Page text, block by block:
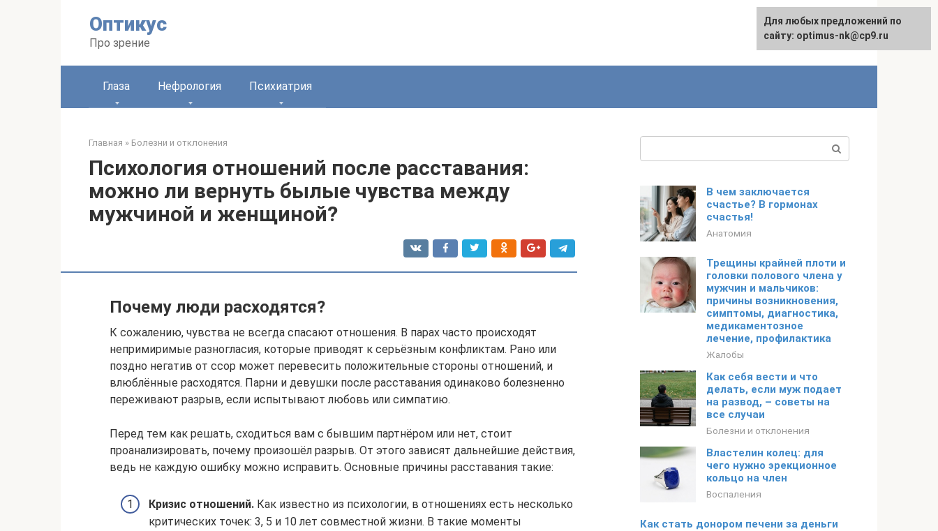
Оптикус
Про зрение
English
Глаза Нефрология Психиатрия
Главная » Болезни и отклонения
Психология отношений после расставания:
можно ли вернуть былые чувства между
мужчиной и женщиной?
Почему люди расходятся?
К сожалению, чувства не всегда спасают отношения. В парах часто происходят
непримиримые разногласия, которые приводят к серьёзным конфликтам. Рано или
поздно негатив от ссор может перевесить положительные стороны отношений, и
влюблённые расходятся. Парни и девушки после расставания одинаково болезненно
переживают разрыв, если испытывают любовь или симпатию.
Перед тем как решать, сходиться вам с бывшим партнёром или нет, стоит
проанализировать, почему произошёл разрыв. От этого зависят дальнейшие действия,
ведь не каждую ошибку можно исправить. Основные причины расставания такие:
Кризис отношений. Как известно из психологии, в отношениях есть несколько
критических точек: 3, 5 и 10 лет совместной жизни. В такие моменты
В чем заключается
счастье? В гормонах
счастья!
Анатомия
Трещины крайней плоти и
головки полового члена у
мужчин и мальчиков:
причины возникновения,
симптомы, диагностика,
медикаментозное
лечение, профилактика
Жалобы
Как себя вести и что
делать, если муж подает
на развод, – советы на
все случаи
Болезни и отклонения
Властелин колец: для
чего нужно эрекционное
кольцо на член
Воспаления
Как стать донором печени за деньги
Для любых предложений по
сайту: optimus-nk@cp9.ru